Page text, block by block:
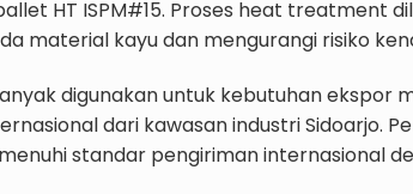
HT ISPM#15. Proses heat treatment
material kayu dan mengurangi risiko
digunakan untuk kebutuhan ekspor
dari kawasan industri Sidoarjo.
standar pengiriman internasional